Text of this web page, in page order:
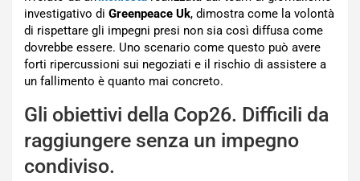
investigativo di Greenpeace Uk, dimostra come la volontà
di rispettare gli impegni presi non sia così diffusa come
dovrebbe essere. Uno scenario come questo può avere
forti ripercussioni sui negoziati e il rischio di assistere a
un fallimento è quanto mai concreto.
Gli obiettivi della Cop26. Difficili da
raggiungere senza un impegno
condiviso.